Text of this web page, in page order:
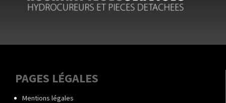
PAGES LÉGALES
Mentions légales